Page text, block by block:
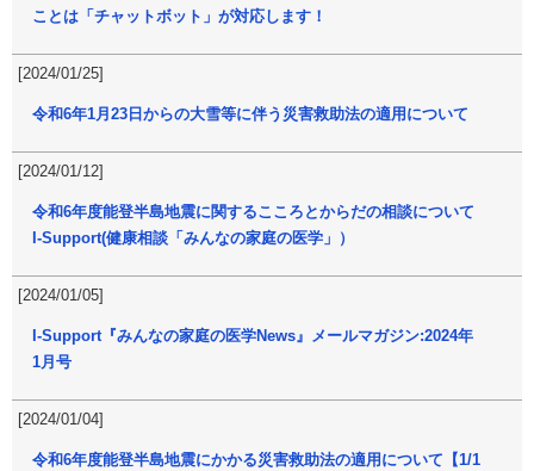
ことは「チャットボット」が対応します！
[2024/01/25]
令和6年1月23日からの大雪等に伴う災害救助法の適用について
[2024/01/12]
令和6年度能登半島地震に関するこころとからだの相談について
I-Support(健康相談「みんなの家庭の医学」）
[2024/01/05]
I-Support『みんなの家庭の医学News』メールマガジン:2024年
1月号
[2024/01/04]
令和6年度能登半島地震にかかる災害救助法の適用について【1/1